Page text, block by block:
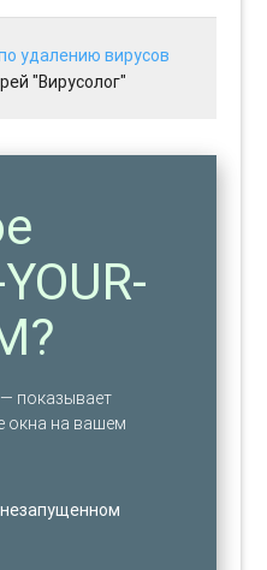
удалению вирусов
"Вирусолог"
— показывает
окна на вашем